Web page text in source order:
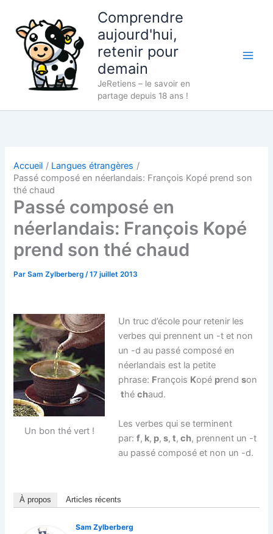
contenu
Comprendre
aujourd'hui,
retenir pour
demain
JeRetiens – le savoir en
partage depuis 18 ans !
Accueil
Langues étrangères
Passé composé en néerlandais: François Kopé prend son
thé chaud
Passé composé en
néerlandais: François Kopé
prend son thé chaud
ParSam Zylberberg/17 juillet 2013
Un bon thé vert !
Un truc d’école pour retenir les
verbes qui prennent un -t et non
un -d au passé composé en
néerlandais est la petite
phrase: François Kopé prendson
théchaud.
Les verbes qui se terminent
par:f, k, p, s, t, ch, prennent un -t
au passé composé et non un -d.
À propos Articles récents
Sam Zylberberg